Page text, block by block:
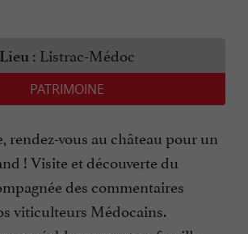
Lieu : Listrac-Médoc
PATRIMOINE
rendez-vous au château pour un
! Visite et découverte du
des commentaires
viticulteurs Médocains.